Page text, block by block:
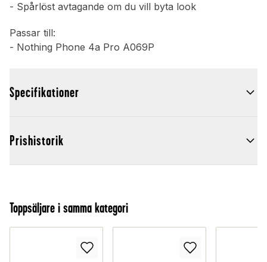
- Spårlöst avtagande om du vill byta look
Passar till:
- Nothing Phone 4a Pro A069P
Specifikationer
Prishistorik
Toppsäljare i samma kategori